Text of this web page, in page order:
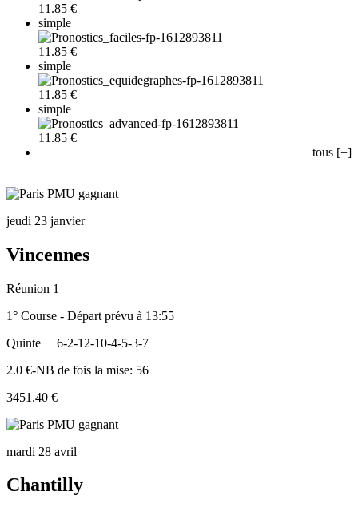
11.85 €
simple
11.85 €
simple
11.85 €
simple
11.85 €
tous [+]
jeudi 23 janvier
Vincennes
Réunion 1
1° Course - Départ prévu à 13:55
Quinte
6-2-12-10-4-5-3-7
2.0 €-NB de fois la mise: 56
3451.40 €
mardi 28 avril
Chantilly